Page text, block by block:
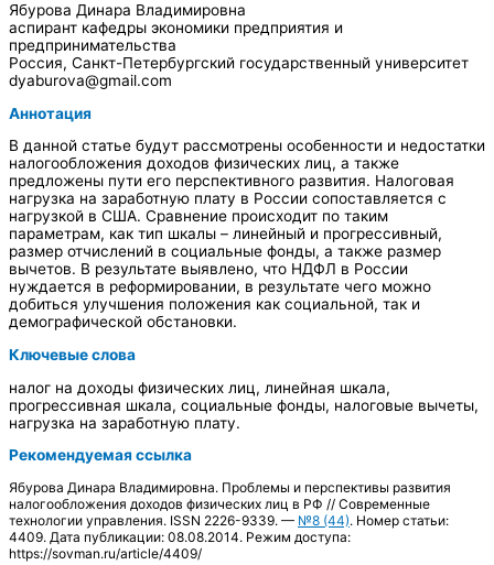
Ябурова Динара Владимировна
аспирант кафедры экономики предприятия и
предпринимательства
Россия, Санкт-Петербургский государственный университет
dyaburova@gmail.com
Аннотация
В данной статье будут рассмотрены особенности и недостатки
налогообложения доходов физических лиц, а также
предложены пути его перспективного развития. Налоговая
нагрузка на заработную плату в России сопоставляется с
нагрузкой в США. Сравнение происходит по таким
параметрам, как тип шкалы – линейный и прогрессивный,
размер отчислений в социальные фонды, а также размер
вычетов. В результате выявлено, что НДФЛ в России
нуждается в реформировании, в результате чего можно
добиться улучшения положения как социальной, так и
демографической обстановки.
Ключевые слова
налог на доходы физических лиц, линейная шкала,
прогрессивная шкала, социальные фонды, налоговые вычеты,
нагрузка на заработную плату.
Рекомендуемая ссылка
Ябурова Динара Владимировна. Проблемы и перспективы развития
налогообложения доходов физических лиц в РФ // Современные
технологии управления. ISSN 2226-9339. — №8 (44). Номер статьи:
4409. Дата публикации: 08.08.2014. Режим доступа:
https://sovman.ru/article/4409/